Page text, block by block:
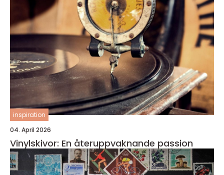
inspiration
04. April 2026
Vinylskivor: En återuppvaknande passion